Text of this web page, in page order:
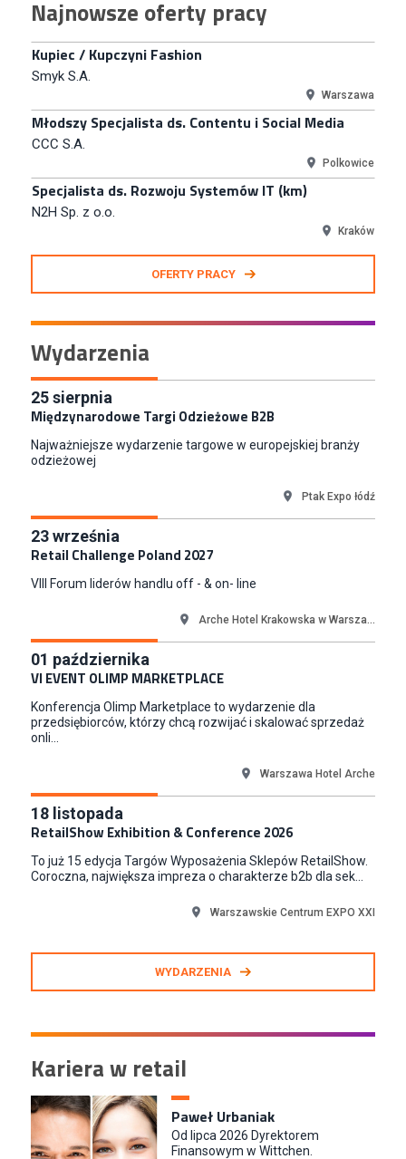
Najnowsze oferty pracy
TERG S.A.
Kupiec / Kupczyni Fashion
Smyk S.A.
Warszawa
Młodszy Specjalista ds. Contentu i Social Media
CCC S.A.
Polkowice
Specjalista ds. Rozwoju Systemów IT (km)
N2H Sp. z o.o.
Kraków
Zastępca Kierownika Salonu CH Riviera (m/k)
Specjalista/tka ds. Utrzymania Ruchu
W.Kruk
Key Account Manager Meble
Empik
Młodszy Specjalista ds. Sprzedaży B2B (K/M/N)
Warszawa
Key Account Manager
Puccini
Kraków
Junior RPA Developer (k/m)
TERG S.A.
OFERTY PRACY
Wydarzenia
25sierpnia
Międzynarodowe Targi Odzieżowe B2B
Najważniejsze wydarzenie targowe w europejskiej branży
odzieżowej
Ptak Expo łódź
23września
Retail Challenge Poland 2027
VIII Forum liderów handlu off - & on- line
Arche Hotel Krakowska w Warsza...
01 października
VI EVENT OLIMP MARKETPLACE
Konferencja Olimp Marketplace to wydarzenie dla
przedsiębiorców, którzy chcą rozwijać i skalować sprzedaż
onli...
Warszawa Hotel Arche
18 listopada
RetailShow Exhibition & Conference 2026
To już 15 edycja Targów Wyposażenia Sklepów RetailShow.
Coroczna, największa impreza o charakterze b2b dla sek...
Warszawskie Centrum EXPO XXI
WYDARZENIA
Kariera w retail
Paweł Urbaniak
Od lipca 2026 Dyrektorem
Finansowym w Wittchen.